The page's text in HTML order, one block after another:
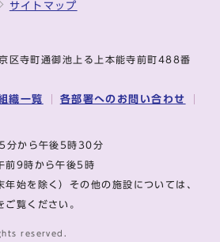
サイトマップ
寺町通御池上る上本能寺前町488番
織一覧 各部署へのお問い合わせ
分から午後5時30分
前9時から午後5時
年始を除く）その他の施設については、
ご覧ください。
reserved.